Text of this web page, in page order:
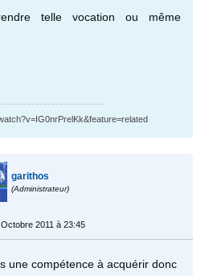
telle vocation ou même
garithos
(Administrateur)
2011 à 23:45
une compétence à acquérir donc